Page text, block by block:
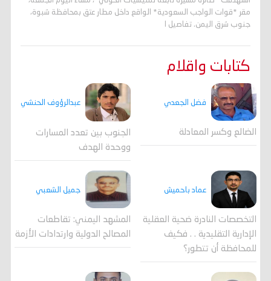
مقر *قوات الواجب السعودية* الواقع داخل مطار عتق بمحافظة شبوة،
جنوب شرق اليمن. تفاصيل ا
كتابات واقلام
فضل الجعدي
الضالع وكسر المعادلة
عبدالرؤوف الحنشي
الجنوب بين تعدد المسارات
ووحدة الهدف
عماد باحميش
التخصصات النادرة ضحية العقلية
الإدارية التقليدية . . فكيف
للمحافظة أن تتطور؟
جميل الشعبي
المشهد اليمني: تقاطعات
المصالح الدولية وارتدادات الأزمة